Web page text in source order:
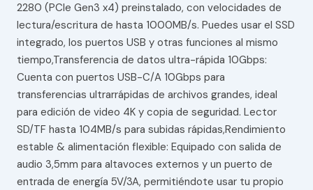
2280 (PCIe Gen3 x4) preinstalado, con velocidades de
lectura/escritura de hasta 1000MB/s. Puedes usar el SSD
integrado, los puertos USB y otras funciones al mismo
tiempo,Transferencia de datos ultra-rápida 10Gbps:
Cuenta con puertos USB-C/A 10Gbps para
transferencias ultrarrápidas de archivos grandes, ideal
para edición de video 4K y copia de seguridad. Lector
SD/TF hasta 104MB/s para subidas rápidas,Rendimiento
estable & alimentación flexible: Equipado con salida de
audio 3,5mm para altavoces externos y un puerto de
entrada de energía 5V/3A, permitiéndote usar tu propio